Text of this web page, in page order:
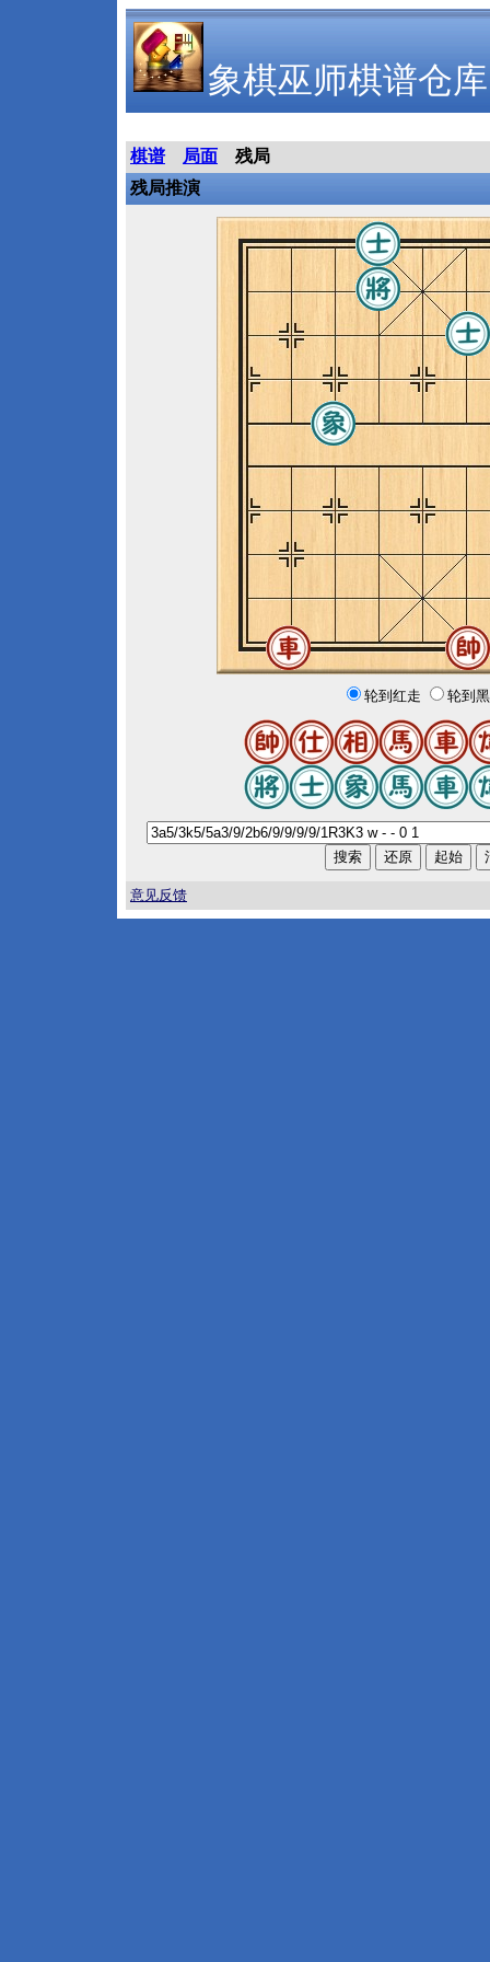
象棋巫师棋谱仓库
棋谱 局面
残局
残局推演
轮到红走 轮到
意见反馈